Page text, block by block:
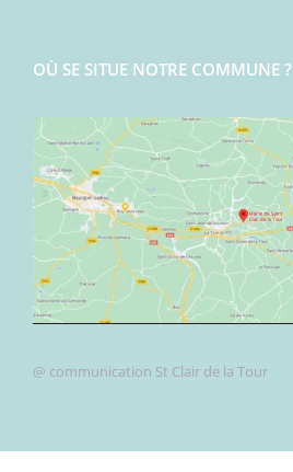
OÙ SE SITUE NOTRE COMMUNE ?
@ communication St Clair de la Tour